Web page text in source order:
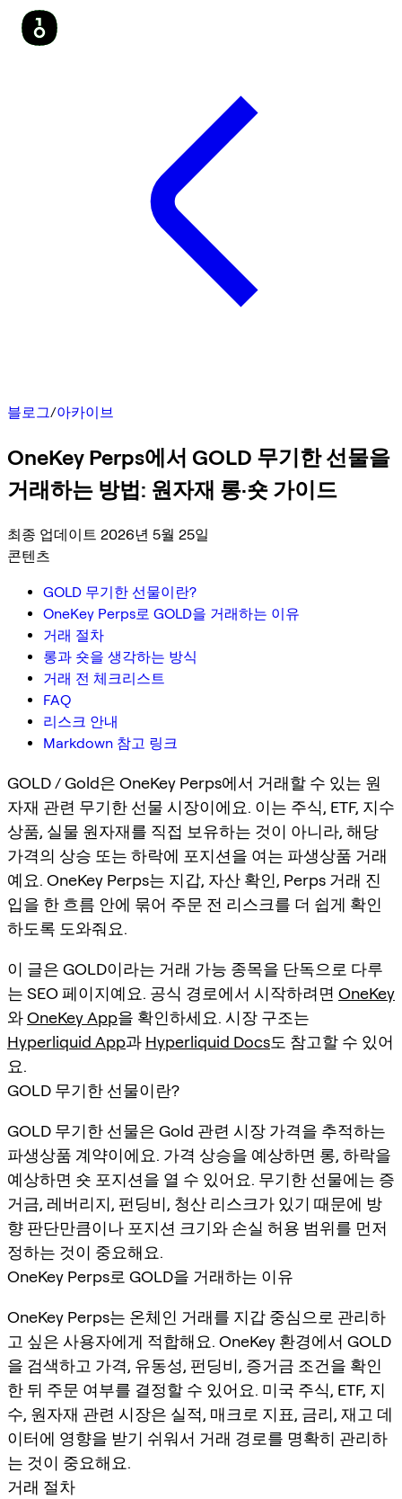
블로그/아카이브
OneKey Perps에서 GOLD 무기한 선물을
거래하는 방법: 원자재 롱·숏 가이드
최종 업데이트 2026년 5월 25일
콘텐츠
GOLD 무기한 선물이란?
OneKey Perps로 GOLD을 거래하는 이유
거래 절차
롱과 숏을 생각하는 방식
거래 전 체크리스트
FAQ
리스크 안내
Markdown 참고 링크
GOLD / Gold은 OneKey Perps에서 거래할 수 있는 원
자재 관련 무기한 선물 시장이에요. 이는 주식, ETF, 지수
상품, 실물 원자재를 직접 보유하는 것이 아니라, 해당
가격의 상승 또는 하락에 포지션을 여는 파생상품 거래
예요. OneKey Perps는 지갑, 자산 확인, Perps 거래 진
입을 한 흐름 안에 묶어 주문 전 리스크를 더 쉽게 확인
하도록 도와줘요.
이 글은 GOLD이라는 거래 가능 종목을 단독으로 다루
는 SEO 페이지예요. 공식 경로에서 시작하려면 OneKey
와OneKey App을 확인하세요. 시장 구조는
Hyperliquid App과 Hyperliquid Docs도 참고할 수 있어
요.
GOLD 무기한 선물이란?
GOLD 무기한 선물은 Gold 관련 시장 가격을 추적하는
파생상품 계약이에요. 가격 상승을 예상하면 롱, 하락을
예상하면 숏 포지션을 열 수 있어요. 무기한 선물에는 증
거금, 레버리지, 펀딩비, 청산 리스크가 있기 때문에 방
향 판단만큼이나 포지션 크기와 손실 허용 범위를 먼저
정하는 것이 중요해요.
OneKey Perps로 GOLD을 거래하는 이유
OneKey Perps는 온체인 거래를 지갑 중심으로 관리하
고 싶은 사용자에게 적합해요. OneKey 환경에서 GOLD
을 검색하고 가격, 유동성, 펀딩비, 증거금 조건을 확인
한 뒤 주문 여부를 결정할 수 있어요. 미국 주식, ETF, 지
수, 원자재 관련 시장은 실적, 매크로 지표, 금리, 재고 데
이터에 영향을 받기 쉬워서 거래 경로를 명확히 관리하
는 것이 중요해요.
거래 절차